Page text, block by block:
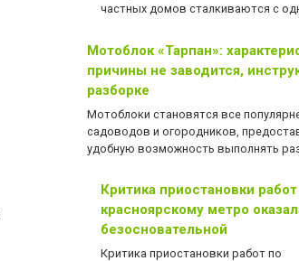
частных домов сталкиваются с
Мотоблок «Тарпан»:
причины не заводится,
разборке
Мотоблоки становятся все
садоводов и огородников,
удобную возможность выполнять
Критика приостановки
красноярскому метро
безосновательной
Критика приостановки работ по